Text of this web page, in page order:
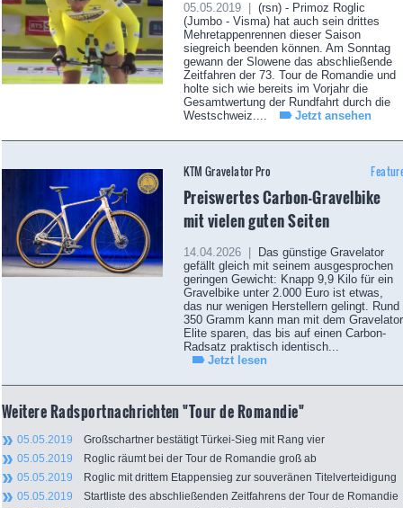
05.05.2019 |
(rsn) - Primoz Roglic
(Jumbo - Visma) hat auch sein drittes
Mehretappenrennen dieser Saison
siegreich beenden können. Am Sonntag
gewann der Slowene das abschließende
Zeitfahren der 73. Tour de Romandie und
holte sich wie bereits im Vorjahr die
Gesamtwertung der Rundfahrt durch die
Westschweiz....
Jetzt ansehen
KTM Gravelator Pro
Preiswertes Carbon-Gravelbike
mit vielen guten Seiten
14.04.2026 |
Das günstige Gravelator
gefällt gleich mit seinem ausgesprochen
geringen Gewicht: Knapp 9,9 Kilo für ein
Gravelbike unter 2.000 Euro ist etwas,
das nur wenigen Herstellern gelingt. Rund
350 Gramm kann man mit dem Gravelator
Elite sparen, das bis auf einen Carbon-
Radsatz praktisch identisch...
Jetzt lesen
Weitere Radsportnachrichten "Tour de Romandie"
05.05.2019 Großschartner bestätigt Türkei-Sieg mit Rang vier
05.05.2019 Roglic räumt bei der Tour de Romandie groß ab
05.05.2019 Roglic mit drittem Etappensieg zur souveränen Titelverteidigung
05.05.2019 Startliste des abschließenden Zeitfahrens der Tour de Romandie